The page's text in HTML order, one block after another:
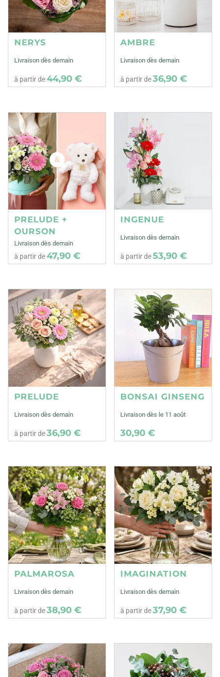
NERYS
Livraison dès demain
à partir de44,90 €
AMBRE
Livraison dès demain
à partir de36,90 €
PRELUDE +
OURSON
Livraison dès demain
à partir de47,90 €
INGENUE
Livraison dès demain
à partir de53,90 €
PRELUDE
Livraison dès demain
à partir de36,90 €
BONSAI GINSENG
Livraison dès le 11 août
30,90 €
PALMAROSA
Livraison dès demain
à partir de38,90 €
IMAGINATION
Livraison dès demain
à partir de37,90 €